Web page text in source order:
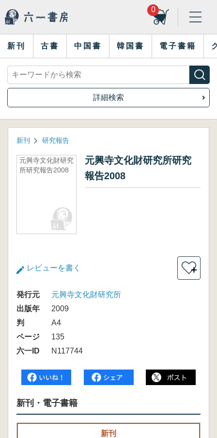
0
新刊 古書 中国書 韓国書 電子書籍
詳細検索
新刊 研究報告
元興寺文化財研究
所研究報告2008
元興寺文化財研究所研究
報告2008
レビューを書く ＋
発行元
元興寺文化財研究所
出版年
2009
判
A4
ページ
135
六一ID
N117744
新刊・電子書籍
新刊